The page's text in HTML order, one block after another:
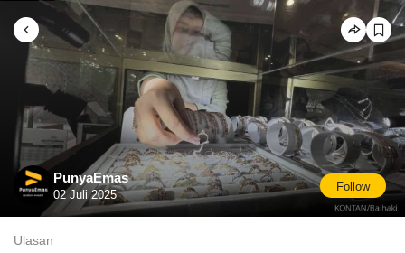
PunyaEmas
02 Juli 2025
Follow
Ulasan